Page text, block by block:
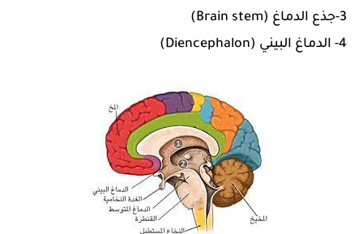
3- جذع الدماغ (
Brain stem
)
4- الدماغ البيني (
Diencephalon
)